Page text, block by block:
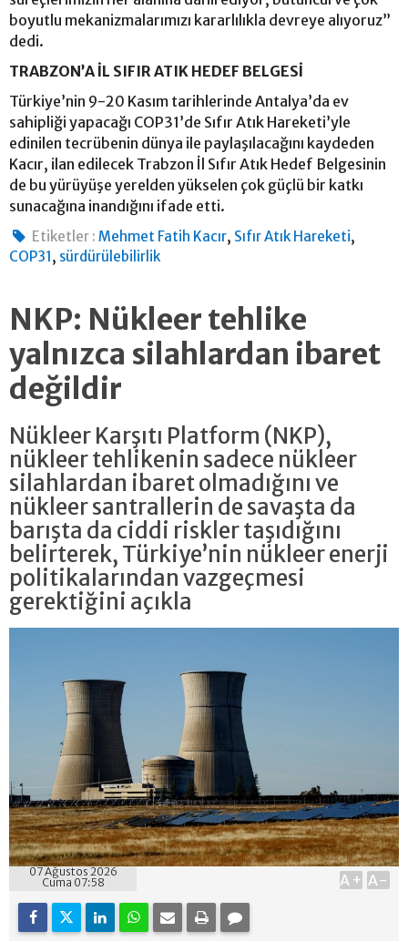
boyutlu mekanizmalarımızı kararlılıkla devreye alıyoruz”
dedi.
TRABZON’A İL SIFIR ATIK HEDEF BELGESİ
Türkiye’nin 9-20 Kasım tarihlerinde Antalya’da ev
sahipliği yapacağı COP31’de Sıfır Atık Hareketi’yle
edinilen tecrübenin dünya ile paylaşılacağını kaydeden
Kacır, ilan edilecek Trabzon İl Sıfır Atık Hedef Belgesinin
de bu yürüyüşe yerelden yükselen çok güçlü bir katkı
sunacağına inandığını ifade etti.
Etiketler : Mehmet Fatih Kacır, Sıfır Atık Hareketi,
COP31, sürdürülebilirlik
NKP: Nükleer tehlike
yalnızca silahlardan ibaret
değildir
Nükleer Karşıtı Platform (NKP),
nükleer tehlikenin sadece nükleer
silahlardan ibaret olmadığını ve
nükleer santrallerin de savaşta da
barışta da ciddi riskler taşıdığını
belirterek, Türkiye’nin nükleer enerji
politikalarından vazgeçmesi
gerektiğini açıkla
07 Ağustos 2026
Cuma 07:58
A+ A-